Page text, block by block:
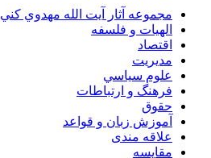
مجموعه آثار آيت الله مهدوي كني
الهیات و فلسفه
اقتصاد
مديريت
علوم سياسي
فرهنگ و ارتباطات
حقوق
آموزش زبان و قواعد
علاقه مندی
مقایسه